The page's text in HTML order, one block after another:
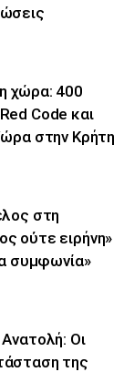
χώρα: 400
Code και
στην Κρήτη
στη
ούτε ειρήνη»
συμφωνία»
Οι
της